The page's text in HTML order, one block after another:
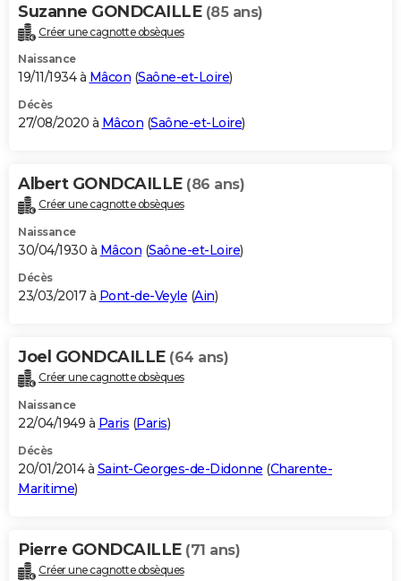
Suzanne GONDCAILLE (85 ans)
Créer une cagnotte obsèques
Naissance
19/11/1934 à Mâcon (Saône-et-Loire)
Décès
27/08/2020 à Mâcon (Saône-et-Loire)
Albert GONDCAILLE (86 ans)
Créer une cagnotte obsèques
Naissance
30/04/1930 à Mâcon (Saône-et-Loire)
Décès
23/03/2017 à Pont-de-Veyle (Ain)
Joel GONDCAILLE (64 ans)
Créer une cagnotte obsèques
Naissance
22/04/1949 à Paris (Paris)
Décès
20/01/2014 à Saint-Georges-de-Didonne (Charente-
Maritime)
Pierre GONDCAILLE (71 ans)
Créer une cagnotte obsèques